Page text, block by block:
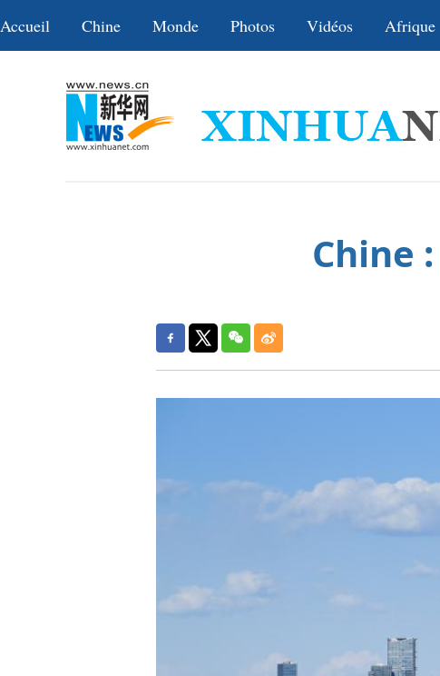
Accueil Chine Monde Photos Vidéos Afrique
Chine